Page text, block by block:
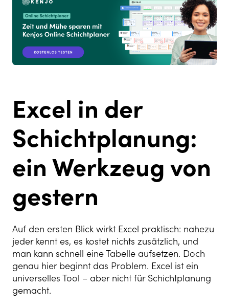
Excel in der
Schichtplanung:
ein Werkzeug von
gestern
Auf den ersten Blick wirkt Excel praktisch: nahezu
jeder kennt es, es kostet nichts zusätzlich, und
man kann schnell eine Tabelle aufsetzen. Doch
genau hier beginnt das Problem. Excel ist ein
universelles Tool – aber nicht für Schichtplanung
gemacht.